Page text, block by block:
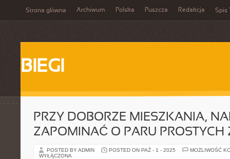
Strona główna Archiwum Polska Puszcza Redakcja Spis
BIEGI
PRZY DOBORZE MIESZKANIA,
ZAPOMINAĆ O PARU PROSTYCH
POSTED BY ADMIN POSTED ON PAŹ - 1 - 2025
MOŻLIWOŚĆ
WYŁĄCZONA